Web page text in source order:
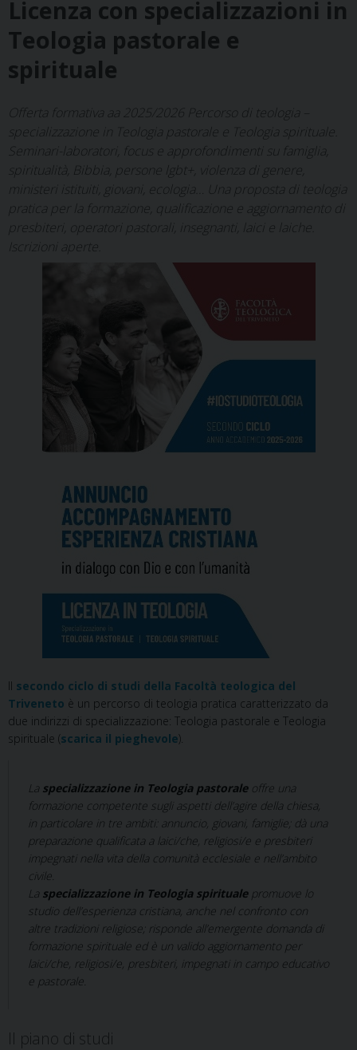
Licenza con specializzazioni in
Teologia pastorale e
spirituale
Offerta formativa aa 2025/2026 Percorso di teologia –
specializzazione in Teologia pastorale e Teologia spirituale.
Seminari-laboratori, focus e approfondimenti su famiglia,
spiritualità, Bibbia, persone lgbt+, violenza di genere,
ministeri istituiti, giovani, ecologia… Una proposta di teologia
pratica per la formazione, qualificazione e aggiornamento di
presbiteri, operatori pastorali, insegnanti, laici e laiche.
Iscrizioni aperte.
Il secondo ciclo di studi della Facoltà teologica del
Triveneto è un percorso di teologia pratica caratterizzato da
due indirizzi di specializzazione: Teologia pastorale e Teologia
spirituale (scarica il pieghevole).
La specializzazione in Teologia pastoraleoffre una
formazione competente sugli aspetti dell’agire della chiesa,
in particolare in tre ambiti: annuncio, giovani, famiglie; dà una
preparazione qualificata a laici/che, religiosi/e e presbiteri
impegnati nella vita della comunità ecclesiale e nell’ambito
civile.
La specializzazione in Teologia spirituale promuove lo
studio dell’esperienza cristiana, anche nel confronto con
altre tradizioni religiose; risponde all’emergente domanda di
formazione spirituale ed è un valido aggiornamento per
laici/che, religiosi/e, presbiteri, impegnati in campo educativo
e pastorale.
Il piano di studi